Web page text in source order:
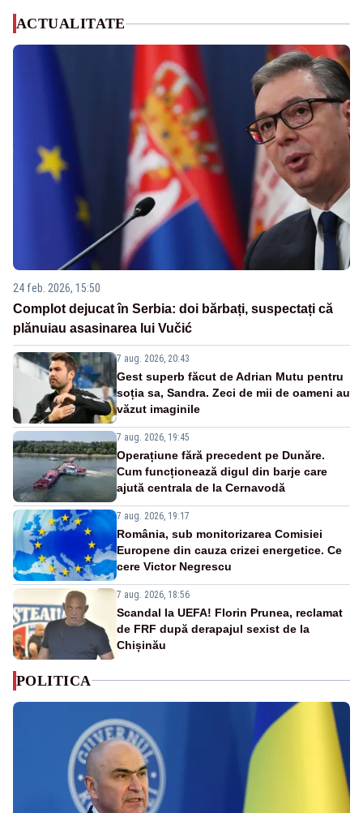
ACTUALITATE
24 feb. 2026, 15:50
Complot dejucat în Serbia: doi bărbați, suspectați că
plănuiau asasinarea lui Vučić
7 aug. 2026, 20:43
Gest superb făcut de Adrian Mutu pentru
soția sa, Sandra. Zeci de mii de oameni au
văzut imaginile
7 aug. 2026, 19:45
Operațiune fără precedent pe Dunăre.
Cum funcționează digul din barje care
ajută centrala de la Cernavodă
7 aug. 2026, 19:17
România, sub monitorizarea Comisiei
Europene din cauza crizei energetice. Ce
cere Victor Negrescu
7 aug. 2026, 18:56
Scandal la UEFA! Florin Prunea, reclamat
de FRF după derapajul sexist de la
Chișinău
POLITICA